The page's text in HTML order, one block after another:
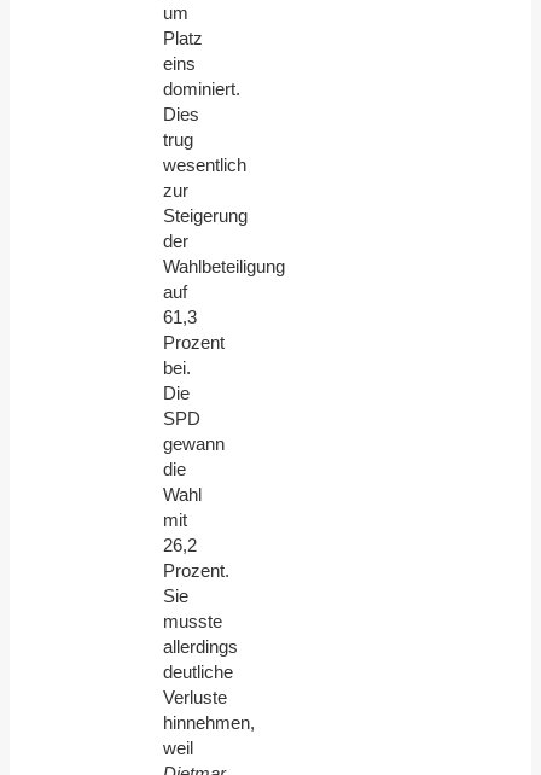
um
Platz
eins
dominiert.
Dies
trug
wesentlich
zur
Steigerung
der
Wahlbeteiligung
auf
61,3
Prozent
bei.
Die
SPD
gewann
die
Wahl
mit
26,2
Prozent.
Sie
musste
allerdings
deutliche
Verluste
hinnehmen,
weil